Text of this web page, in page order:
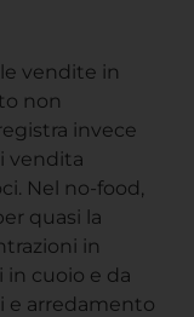
vendite in
non
invece
vendita
Nel no-food,
quasi la
in
in cuoio e da
e arredamento